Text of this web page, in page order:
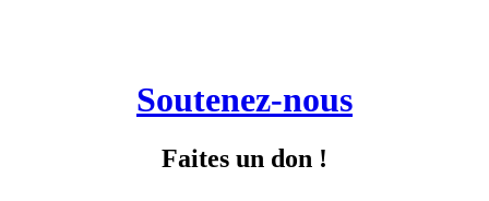
Soutenez-nous
Faites un don !